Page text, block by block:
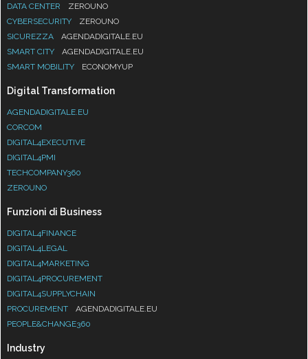
DATA CENTER
ZEROUNO
CYBERSECURITY
ZEROUNO
SICUREZZA
AGENDADIGITALE.EU
SMART CITY
AGENDADIGITALE.EU
SMART MOBILITY
ECONOMYUP
Digital Transformation
AGENDADIGITALE.EU
CORCOM
DIGITAL4EXECUTIVE
DIGITAL4PMI
TECHCOMPANY360
ZEROUNO
Funzioni di Business
DIGITAL4FINANCE
DIGITAL4LEGAL
DIGITAL4MARKETING
DIGITAL4PROCUREMENT
DIGITAL4SUPPLYCHAIN
PROCUREMENT
AGENDADIGITALE.EU
PEOPLE&CHANGE360
Industry